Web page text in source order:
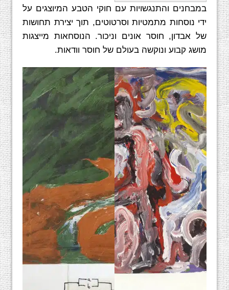
במבחנים והתנגשויות עם חוקי הטבע המיוצגים על
ידי נוסחות מתמטיות וסרטוטים, תוך יצירת תחושות
של אבדון, חוסר אונים וניכור. הנוסחאות מייצגות
מושג קבוע ונוקשה בעולם של חוסר וודאות.